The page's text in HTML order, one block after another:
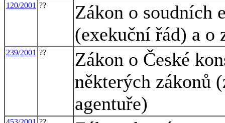
120/2001 ??
Zákon o soudních
(exekuční řád) a o
239/2001 ??
Zákon o České
některých zákonů
agentuře)